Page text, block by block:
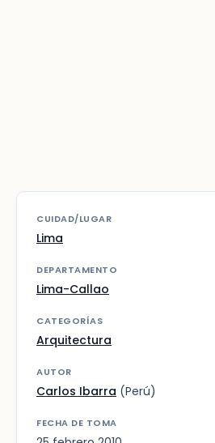
CUIDAD/LUGAR
Lima
DEPARTAMENTO
Lima-Callao
CATEGORÍAS
Arquitectura
AUTOR
Carlos Ibarra (Perú)
FECHA DE TOMA